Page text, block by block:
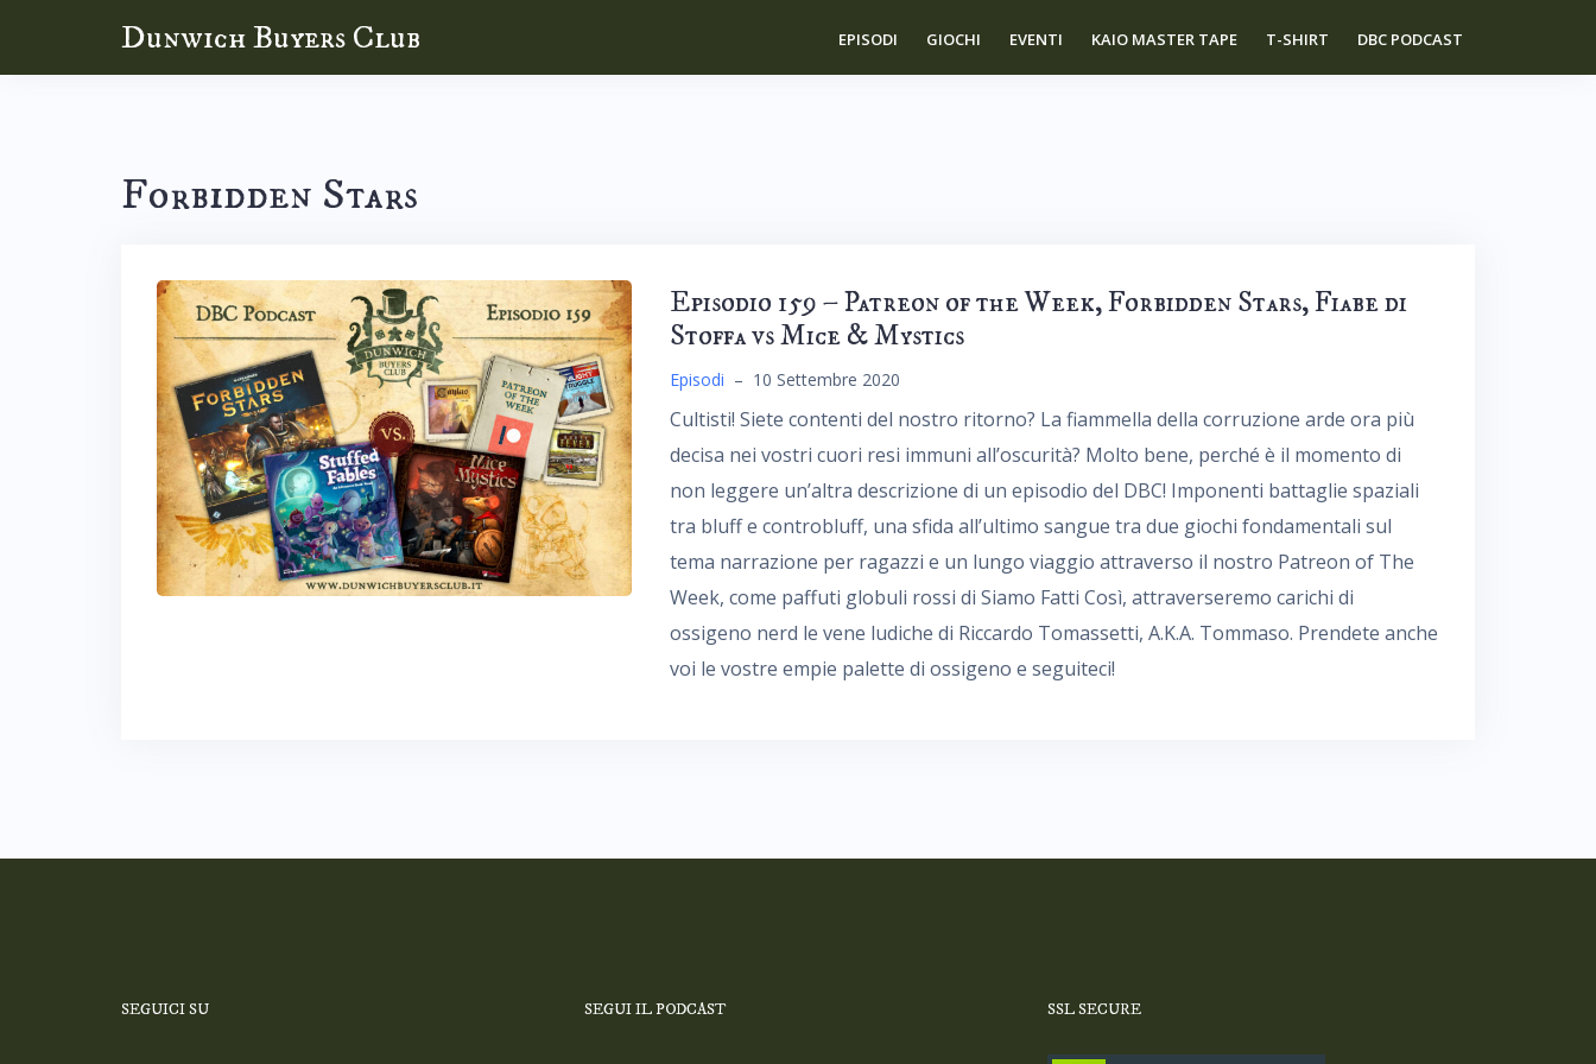
Dunwich Buyers Club EPISODI GIOCHI EVENTI KAIO MASTER TAPE T-SHIRT DBC PODCAST
Forbidden Stars
Episodio 159 – Patreon of the Week, Forbidden Stars, Fiabe di
Stoffa vs Mice & Mystics
Episodi – 10 Settembre 2020
Cultisti! Siete contenti del nostro ritorno? La fiammella della corruzione arde ora più
decisa nei vostri cuori resi immuni all’oscurità? Molto bene, perché è il momento di
non leggere un’altra descrizione di un episodio del DBC! Imponenti battaglie spaziali
tra bluff e controbluff, una sfida all’ultimo sangue tra due giochi fondamentali sul
tema narrazione per ragazzi e un lungo viaggio attraverso il nostro Patreon of The
Week, come paffuti globuli rossi di Siamo Fatti Così, attraverseremo carichi di
ossigeno nerd le vene ludiche di Riccardo Tomassetti, A.K.A. Tommaso. Prendete anche
voi le vostre empie palette di ossigeno e seguiteci!
SEGUICI SU SEGUI IL PODCAST SSL SECURE